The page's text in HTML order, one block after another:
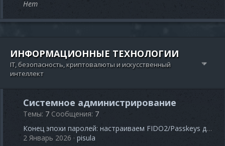
Нет
ИНФОРМАЦИОННЫЕ ТЕХНОЛОГИИ
IT, безопасность, криптовалюты и искусственный
интеллект
Системное администрирование
Темы 7 Сообщения 7
Конец эпохи паролей: настраиваем FIDO2/Passkeys для SSH-доступа к серверам в 2026
2 Январь 2026
pisula